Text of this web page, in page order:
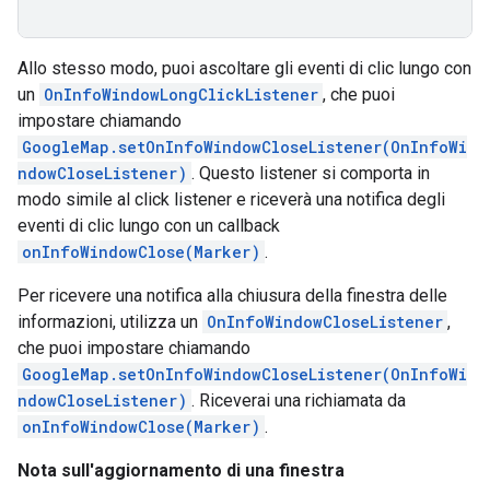
Allo stesso modo, puoi ascoltare gli eventi di clic lungo con
un OnInfoWindowLongClickListener , che puoi
impostare chiamando
GoogleMap.setOnInfoWindowCloseListener(OnInfoWi
ndowCloseListener) . Questo listener si comporta in
modo simile al click listener e riceverà una notifica degli
eventi di clic lungo con un callback
onInfoWindowClose(Marker) .
Per ricevere una notifica alla chiusura della finestra delle
informazioni, utilizza un OnInfoWindowCloseListener ,
che puoi impostare chiamando
GoogleMap.setOnInfoWindowCloseListener(OnInfoWi
ndowCloseListener) . Riceverai una richiamata da
onInfoWindowClose(Marker) .
Nota sull'aggiornamento di una finestra